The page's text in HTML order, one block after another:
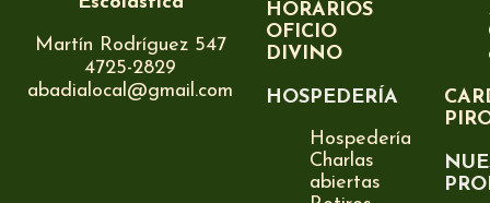
Martín Rodríguez 547
4725-2829
abadialocal@gmail.com
HORARIOS
OFICIO
DIVINO
HOSPEDERÍA
Hospedería
Charlas
abiertas